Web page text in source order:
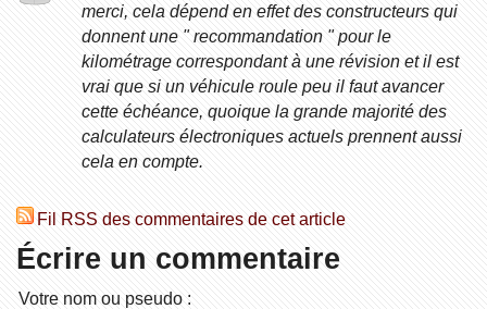
merci, cela dépend en effet des constructeurs qui
donnent une " recommandation " pour le
kilométrage correspondant à une révision et il est
vrai que si un véhicule roule peu il faut avancer
cette échéance, quoique la grande majorité des
calculateurs électroniques actuels prennent aussi
cela en compte.
Fil RSS des commentaires de cet article
Écrire un commentaire
Votre nom ou pseudo :